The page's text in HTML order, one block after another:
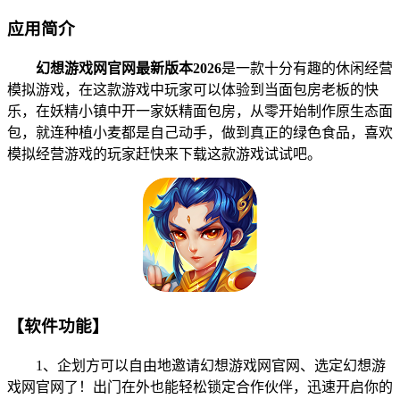
应用简介
幻想游戏网官网最新版本2026是一款十分有趣的休闲经营
模拟游戏，在这款游戏中玩家可以体验到当面包房老板的快
乐，在妖精小镇中开一家妖精面包房，从零开始制作原生态面
包，就连种植小麦都是自己动手，做到真正的绿色食品，喜欢
模拟经营游戏的玩家赶快来下载这款游戏试试吧。
【软件功能】
1、企划方可以自由地邀请幻想游戏网官网、选定幻想游
戏网官网了！出门在外也能轻松锁定合作伙伴，迅速开启你的